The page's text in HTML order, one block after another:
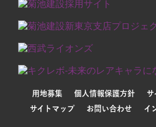
用地募集 個人情報保護方針
サ
サイトマップ
お問い合わせ イ